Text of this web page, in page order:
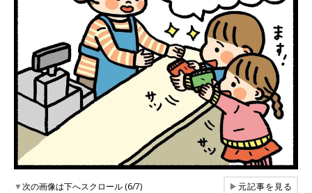
▼次の画像は下へスクロール (6/7) ▶元記事を見る